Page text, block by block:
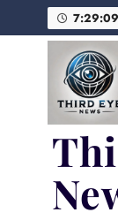
to